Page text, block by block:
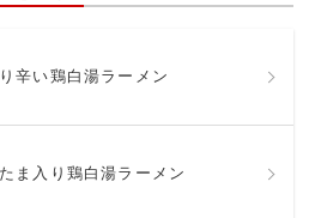
辛い鶏白湯ラーメン
ま入り鶏白湯ラーメン